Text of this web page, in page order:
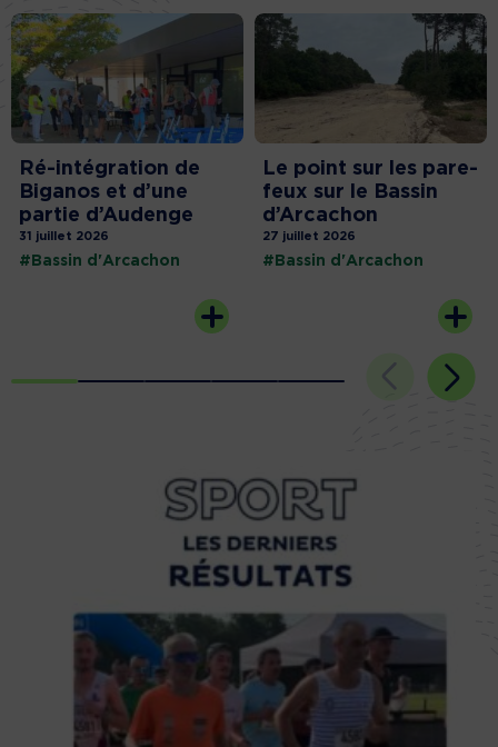
Ré-intégration de
Biganos et d’une
partie d’Audenge
31 juillet 2026
#Bassin d'Arcachon
Le point sur les pare-
feux sur le Bassin
d’Arcachon
27 juillet 2026
#Bassin d'Arcachon